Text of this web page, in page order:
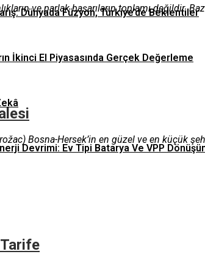
Dünyada Füzyon, Türkiye’de Beklentiler
İkinci El Piyasasında Gerçek Değerleme
Devrimi: Ev Tipi Batarya Ve VPP
ve parlak başarıların toplamı değildir.
Bosna-Hersek’in en güzel ve en küçük